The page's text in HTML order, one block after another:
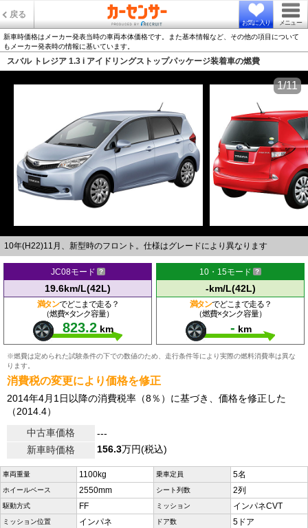
戻る
お気に入り メニュー
新車時価格はメーカー発表当時の車両本体価格です。また基本情報など、その他の項目について
もメーカー発表時の情報に基いています。
スバル トレジア 1.3 i アイドリングストップパッケージ装着車の燃費
10年(H22)11月、新型時のフロント。仕様はグレードにより異なります
1/11
JC08モード
19.6km/L(42L)
満タンでどこまで走る？
（燃費×タンク容量）
823.2 km
10・15モード
-km/L(42L)
満タンでどこまで走る？
（燃費×タンク容量）
- km
※燃費は定められた試験条件の下での数値のため、走行条件等により実際の燃料消費率は異な
ります。
消費税の変更により価格を修正
2014年4月1日以降の消費税率（8％）に基づき、価格を修正した
（2014.4）
中古車価格
---
新車時価格
156.3万円(税込)
車両重量 1100kg 乗車定員 5名
ホイールベース 2550mm シート列数 2列
駆動方式 FF ミッション インパネCVT
ミッション位置 インパネ ドア数 5ドア